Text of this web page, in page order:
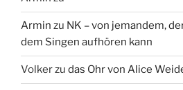
Armin zu NK – von jemandem,
dem Singen aufhören kann
Volkerzu das Ohr von Alice